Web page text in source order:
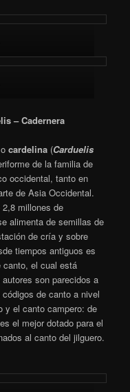
– Cadernera
ocardelina ​ (Carduelis
de la familia de
occidental, tanto en
de Asia Occidental.
millones de
alimenta de semillas de
de cría y sobre
tiempos antiguos es
canto, el cual está
son parecidos a
de canto a nivel
y el canto campero: de
el mejor dotado para el
al canto del jilguero.